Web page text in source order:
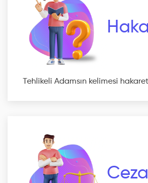
Tehlikeli Adamsın kelimesi hakaret